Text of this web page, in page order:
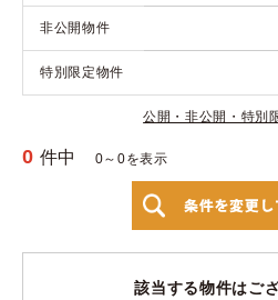
非公開物件
特別限定物件
公開・非公開・特別
0 件中 0～0を表示
該当する物件はご